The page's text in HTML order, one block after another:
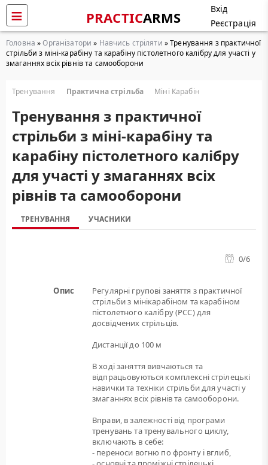
PRACTICARMS
Вхід
Реєстрація
Головна »Організатори » Навчись стріляти » Тренування з практичної
стрільби з міні-карабіну та карабіну пістолетного калібру для участі у
змаганнях всіх рівнів та самооборони
Тренування Практична стрільба Міні Карабін
Тренування з практичної
стрільби з міні-карабіну та
карабіну пістолетного калібру
для участі у змаганнях всіх
рівнів та самооборони
ТРЕНУВАННЯ УЧАСНИКИ
0/6
Опис
Регулярні групові заняття з практичної
стрільби з мінікарабіном та карабіном
пістолетного калібру (РСС) для
досвідчених стрільців.
Дистанції до 100 м
В ході заняття вивчаються та
відпрацьовуються комплексні стрілецькі
навички та техніки стрільби для участі у
змаганнях всіх рівнів та самооборони.
Вправи, в залежності від програми
тренувань та тренувального циклу,
включають в себе:
- переноси вогню по фронту і вглиб,